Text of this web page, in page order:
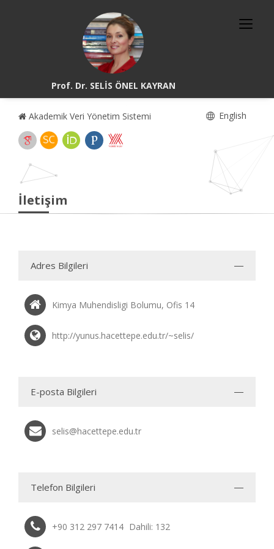
Prof. Dr. SELİS ÖNEL KAYRAN
Akademik Veri Yönetim Sistemi English
İletişim
Adres Bilgileri
Kimya Muhendisligi Bolumu, Ofis 14
http://yunus.hacettepe.edu.tr/~selis/
E-posta Bilgileri
selis@hacettepe.edu.tr
Telefon Bilgileri
+90 312 297 7414 Dahili: 132